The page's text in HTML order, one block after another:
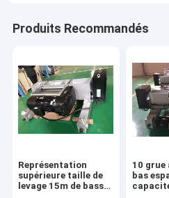
Produits Recommandés
Représentation
supérieure taille de
levage 15m de basse
10 grue
bas